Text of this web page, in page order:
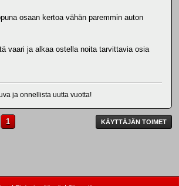
osaan kertoa vähän paremmin auton
vaari ja alkaa ostella noita tarvittavia osia
ja onnellista uutta vuotta!
1 KÄYTTÄJÄN TOIMET